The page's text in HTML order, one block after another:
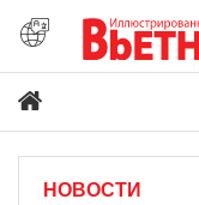
НОВОСТИ